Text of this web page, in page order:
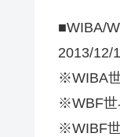
■WIBA/
2013/
※WIBA
※WBF世
※WIBF